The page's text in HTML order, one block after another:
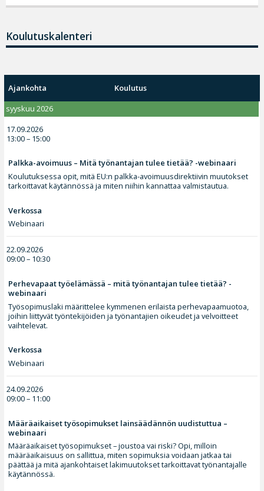
Koulutuskalenteri
Ajankohta
Koulutus
syyskuu 2026
17.09.2026
13:00 – 15:00
Palkka-avoimuus – Mitä työnantajan tulee tietää? -webinaari
Koulutuksessa opit, mitä EU:n palkka-avoimuusdirektiivin muutokset
tarkoittavat käytännössä ja miten niihin kannattaa valmistautua.
Verkossa
Webinaari
22.09.2026
09:00 – 10:30
Perhevapaat työelämässä – mitä työnantajan tulee tietää? -
webinaari
Työsopimuslaki määrittelee kymmenen erilaista perhevapaamuotoa,
joihin liittyvät työntekijöiden ja työnantajien oikeudet ja velvoitteet
vaihtelevat.
Verkossa
Webinaari
24.09.2026
09:00 – 11:00
Määräaikaiset työsopimukset lainsäädännön uudistuttua –
webinaari
Määräaikaiset työsopimukset – joustoa vai riski? Opi, milloin
määräaikaisuus on sallittua, miten sopimuksia voidaan jatkaa tai
päättää ja mitä ajankohtaiset lakimuutokset tarkoittavat työnantajalle
käytännössä.